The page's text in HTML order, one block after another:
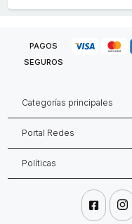
PAGOS
SEGUROS
Categorías principales
Portal Redes
Políticas
 